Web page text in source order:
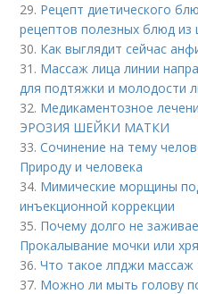
29. Рецепт диетического
рецептов полезных блюд из
30. Как выглядит сейчас
31. Массаж лица линии
для подтяжки и молодости
32. Медикаментозное
ЭРОЗИЯ ШЕЙКИ МАТКИ
33.Сочинение на тему
Природу и человека
34. Мимические морщины
инъекционной коррекции
35. Почему долго не
Прокалывание мочки или
36.Что такое лпджи массаж
37. Можно ли мыть голову